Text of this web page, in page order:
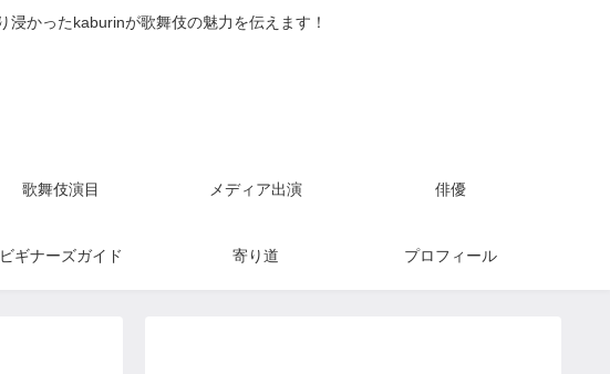
かったkaburinが歌舞伎の魅力を伝えます！
歌舞伎演目 メディア出演 俳優
ビギナーズガイド 寄り道 プロフィール